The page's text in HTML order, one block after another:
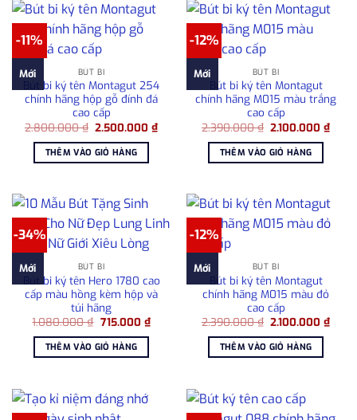
-11%
Mới BÚT BI
Bút bi ký tên Montagut 254
chính hãng hộp gỗ đính đá
cao cấp
2.800.000₫ Giá
là:
2.800.000 ₫.
2.500.000₫Giá
hiện
2.500.000 ₫.
THÊM VÀO GIỎ HÀNG
-12%
Mới BÚT BI
Bút bi ký tên Montagut
chính hãng M015 màu trắng
cao cấp
2.390.000₫ Giá
là:
2.390.000 ₫.
2.100.000₫Giá
hiện
THÊM VÀO GIỎ HÀNG
-34%
Mới BÚT BI
Bút bi ký tên Hero 1780 cao
cấp màu hồng kèm hộp và
túi hãng
1.080.000₫ Giá
là:
1.080.000 ₫.
715.000 ₫Giá
hiện
THÊM VÀO GIỎ HÀNG
-12%
Mới BÚT BI
Bút bi ký tên Montagut
chính hãng M015 màu đỏ
cao cấp
2.390.000₫ Giá
là:
2.390.000 ₫.
2.100.000₫Giá
hiện
THÊM VÀO GIỎ HÀNG